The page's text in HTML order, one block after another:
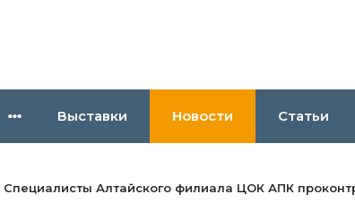
Выставки Новости Статьи
Специалисты Алтайского филиала ЦОК АПК